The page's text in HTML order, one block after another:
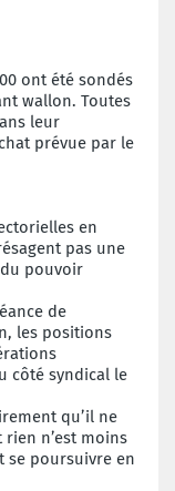
ont été sondés
wallon. Toutes
leur
prévue par le
en
pas une
pouvoir
de
les positions
côté syndical le
qu’il ne
n’est moins
se poursuivre en